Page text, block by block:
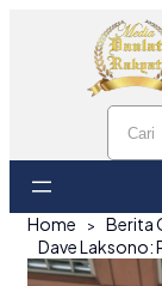
Home
Berita